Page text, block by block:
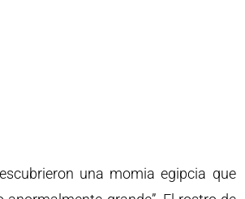
una momia egipcia que